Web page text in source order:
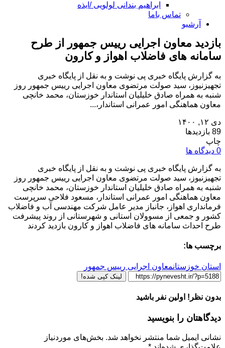
ابراهیم بندانی لولویی /ایذه
تماس باما
آرشیو
بازدید معاون اجرایی رییس جمهور از طرح
سامانه های فاضلاب اهواز و کارون
به گزارش پایگاه خبری پی نوشت و به نقل از پایگاه خبری
تجهیزنیوز، سید صولت مرتضوی معاون اجرایی رییس جمهور روز
شنبه به همراه صادق خلیلیان استاندار خوزستان، محمد خانچی
معاون هماهنگی امور عمرانی استاندار،...
دی ۱۲, ۱۴۰۰
89 بازدیدها
چاپ
0 دیدگاه ها
به گزارش پایگاه خبری پی نوشت و به نقل از پایگاه خبری
تجهیزنیوز، سید صولت مرتضوی معاون اجرایی رییس جمهور روز
شنبه به همراه صادق خلیلیان استاندار خوزستان، محمد خانچی
معاون هماهنگی امور عمرانی استاندار، مسعود فلاحی سرپرست
فرمانداری اهواز، جانباز مدیر عامل شرکت مهندسی آب و فاضلاب
کشور و جمعی از مسوولان استانی و شهرستانی از روند پیشرفت
طرح احداث سامانه های فاضلاب اهواز و کارون بازدید کردند
برچسب ها:
استان خوزستانمعاون اجرایی رییس جمهور
لینک کپی شده!
بدون نظر! اولین نفر باشید
دیدگاهتان را بنویسید
نشانی ایمیل شما منتشر نخواهد شد. بخش‌های موردنیاز